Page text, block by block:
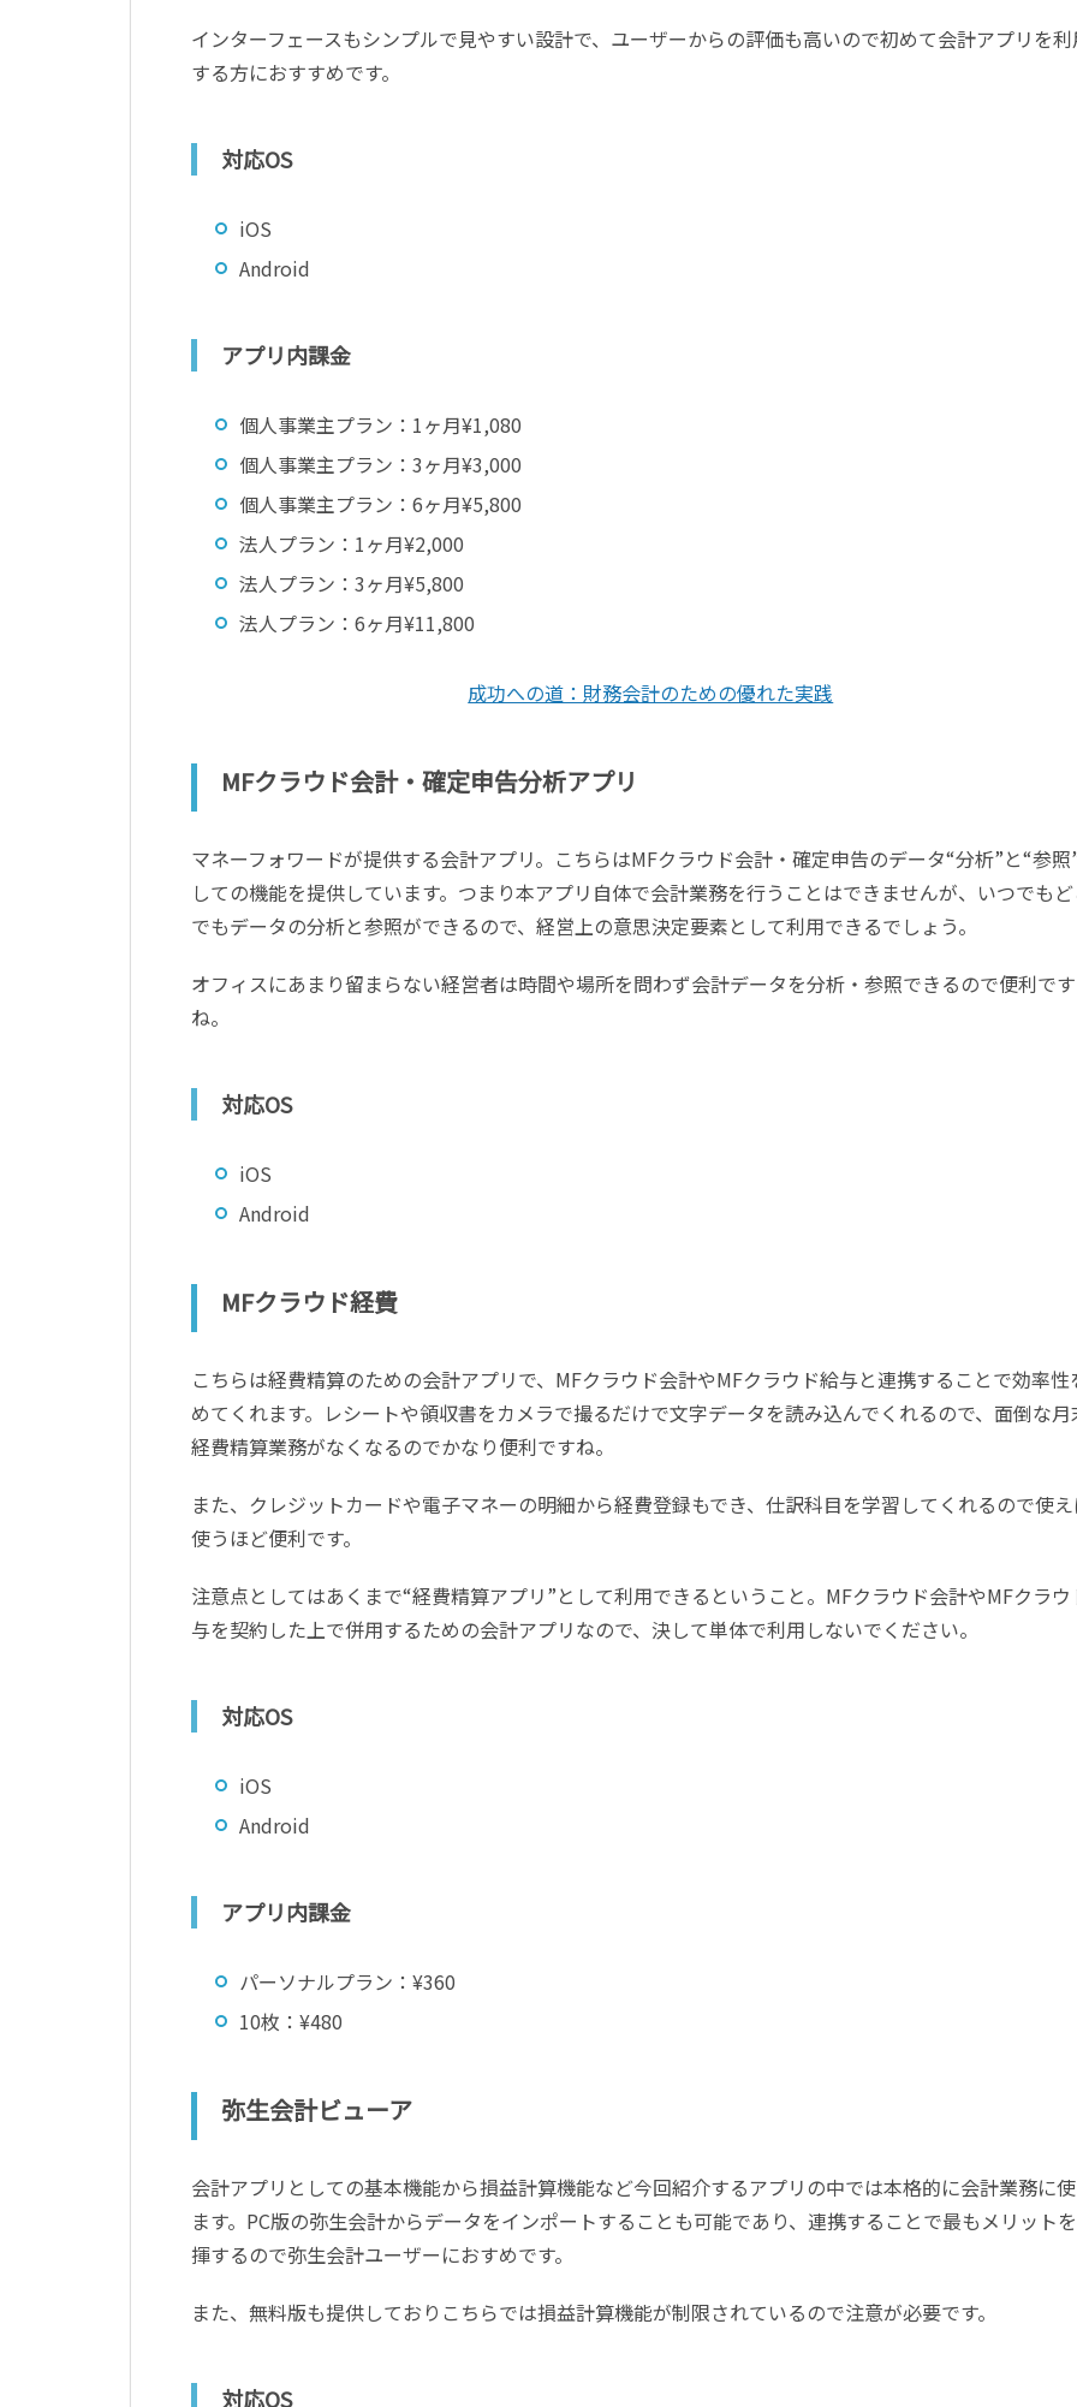
インターフェースもシンプルで見やすい設計で、ユーザーからの評価も高いので初めて会計アプリを
する方におすすめです。
対応OS
iOS
Android
アプリ内課金
個人事業主プラン：1ヶ月¥1,080
個人事業主プラン：3ヶ月¥3,000
個人事業主プラン：6ヶ月¥5,800
法人プラン：1ヶ月¥2,000
法人プラン：3ヶ月¥5,800
法人プラン：6ヶ月¥11,800
成功への道：財務会計のための優れた実践
MFクラウド会計・確定申告分析アプリ
マネーフォワードが提供する会計アプリ。こちらはMFクラウド会計・確定申告のデータ“分析”と“参照
しての機能を提供しています。つまり本アプリ自体で会計業務を行うことはできませんが、いつでも
でもデータの分析と参照ができるので、経営上の意思決定要素として利用できるでしょう。
オフィスにあまり留まらない経営者は時間や場所を問わず会計データを分析・参照できるので便利です
ね。
対応OS
iOS
Android
MFクラウド経費
こちらは経費精算のための会計アプリで、MFクラウド会計やMFクラウド給与と連携することで効率性
めてくれます。レシートや領収書をカメラで撮るだけで文字データを読み込んでくれるので、面倒な月
経費精算業務がなくなるのでかなり便利ですね。
また、クレジットカードや電子マネーの明細から経費登録もでき、仕訳科目を学習してくれるので使
使うほど便利です。
注意点としてはあくまで“経費精算アプリ”として利用できるということ。MFクラウド会計やMFクラウ
与を契約した上で併用するための会計アプリなので、決して単体で利用しないでください。
対応OS
iOS
Android
アプリ内課金
パーソナルプラン：¥360
10枚：¥480
弥生会計ビューア
会計アプリとしての基本機能から損益計算機能など今回紹介するアプリの中では本格的に会計業務に
ます。PC版の弥生会計からデータをインポートすることも可能であり、連携することで最もメリット
揮するので弥生会計ユーザーにおすめです。
また、無料版も提供しておりこちらでは損益計算機能が制限されているので注意が必要です。
対応OS